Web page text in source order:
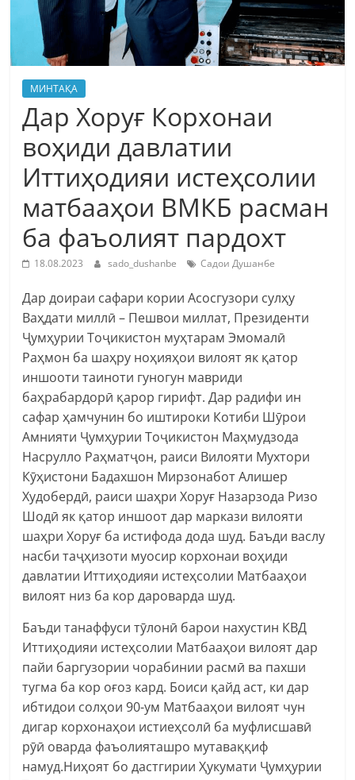
МИНТАҚА
Дар Хоруғ Корхонаи
воҳиди давлатии
Иттиҳодияи истеҳсолии
матбааҳои ВМКБ расман
ба фаъолият пардохт
18.08.2023 sado_dushanbe Садои Душанбе
Дар доираи сафари кории Асосгузори сулҳу
Ваҳдати миллӣ – Пешвои миллат, Президенти
Ҷумҳурии Тоҷикистон муҳтарам Эмомалӣ
Раҳмон ба шаҳру ноҳияҳои вилоят як қатор
иншооти таиноти гуногун мавриди
баҳрабардорӣ қарор гирифт. Дар радифи ин
сафар ҳамчунин бо иштироки Котиби Шӯрои
Амнияти Ҷумҳурии Тоҷикистон Маҳмудзода
Насрулло Раҳматҷон, раиси Вилояти Мухтори
Кӯҳистони Бадахшон Мирзонабот Алишер
Худобердӣ, раиси шаҳри Хоруғ Назарзода Ризо
Шодӣ як қатор иншоот дар маркази вилояти
шаҳри Хоруғ ба истифода дода шуд. Баъди васлу
насби таҷҳизоти муосир корхонаи воҳиди
давлатии Иттиҳодияи истеҳсолии Матбааҳои
вилоят низ ба кор дароварда шуд.
Баъди танаффуси тӯлонӣ барои нахустин КВД
Иттиҳодияи истеҳсолии Матбааҳои вилоят дар
пайи баргузории чорабинии расмӣ ва пахши
тугма ба кор оғоз кард. Боиси қайд аст, ки дар
ибтидои солҳои 90-ум Матбааҳои вилоят чун
дигар корхонаҳои истиеҳсолӣ ба муфлисшавӣ
рӯӣ оварда фаъолияташро мутаваққиф
намуд.Ниҳоят бо дастгирии Ҳукумати Ҷумҳурии